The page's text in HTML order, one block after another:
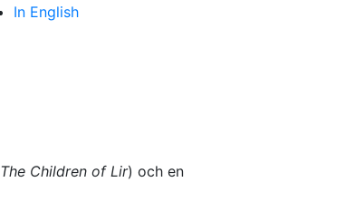
In English
The Children of Lir) och en